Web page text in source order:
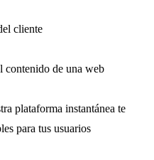
cliente
contenido de una web
plataforma instantánea te
para tus usuarios